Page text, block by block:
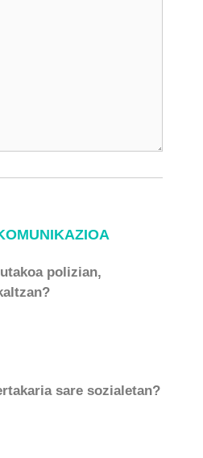
polizian,
sare sozialetan?